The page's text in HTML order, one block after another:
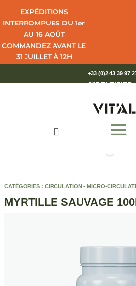
EXPÉDITIONS
INTERROMPUES DU 1er
AU 16 AOÛT
COMMANDEZ AVANT LE
31 JUILLET À 12H
+33 (0)2 43 39 97
S'IDENTIFIER

CATÉGORIES : CIRCULATION - MICRO-
MYRTILLE SAUVAGE